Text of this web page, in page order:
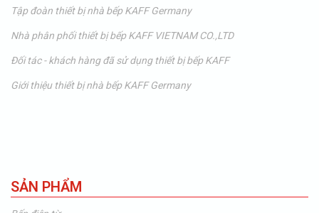
Tập đoàn thiết bị nhà bếp KAFF Germany
Nhà phân phối thiết bị bếp KAFF VIETNAM CO.,LTD
Đối tác - khách hàng đã sử dụng thiết bị bếp KAFF
Giới thiệu thiết bị nhà bếp KAFF Germany
SẢN PHẨM